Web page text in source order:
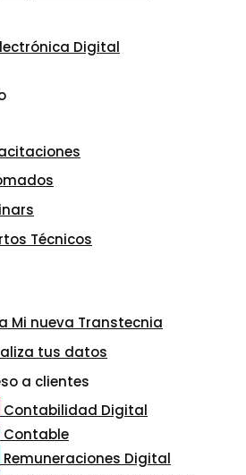
Digital
Técnicos
Mi nueva Transtecnia
tus datos
a clientes
Contabilidad Digital
Contable
Remuneraciones Digital